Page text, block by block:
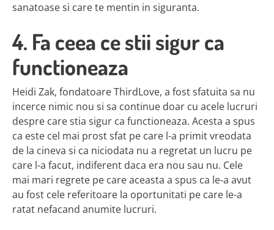
sanatoase si care te mentin in siguranta.
4. Fa ceea ce stii sigur ca
functioneaza
Heidi Zak, fondatoare ThirdLove, a fost sfatuita sa nu
incerce nimic nou si sa continue doar cu acele lucruri
despre care stia sigur ca functioneaza. Acesta a spus
ca este cel mai prost sfat pe care l-a primit vreodata
de la cineva si ca niciodata nu a regretat un lucru pe
care l-a facut, indiferent daca era nou sau nu. Cele
mai mari regrete pe care aceasta a spus ca le-a avut
au fost cele referitoare la oportunitati pe care le-a
ratat nefacand anumite lucruri.